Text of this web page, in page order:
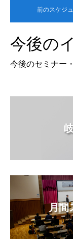
前のスケジ
今後の
今後のセミナー
月間